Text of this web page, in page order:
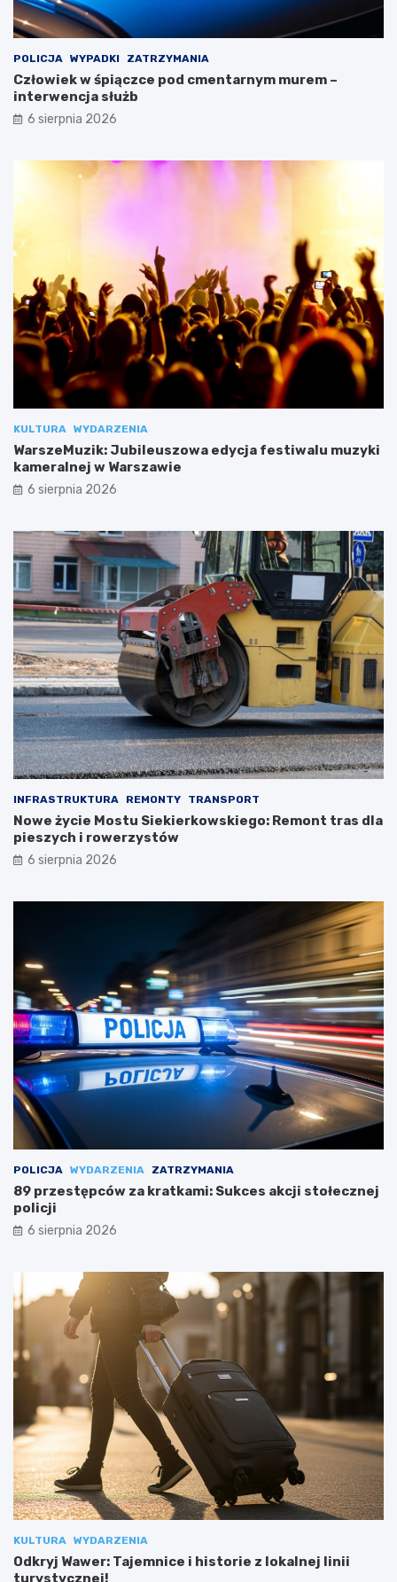
POLICJA WYPADKI ZATRZYMANIA
Człowiek w śpiączce pod cmentarnym murem –
interwencja służb
6 sierpnia 2026
KULTURA WYDARZENIA
WarszeMuzik: Jubileuszowa edycja festiwalu muzyki
kameralnej w Warszawie
6 sierpnia 2026
INFRASTRUKTURA REMONTY TRANSPORT
Nowe życie Mostu Siekierkowskiego: Remont tras dla
pieszych i rowerzystów
6 sierpnia 2026
POLICJA WYDARZENIA ZATRZYMANIA
89 przestępców za kratkami: Sukces akcji stołecznej
policji
6 sierpnia 2026
KULTURA WYDARZENIA
Odkryj Wawer: Tajemnice i historie z lokalnej linii
turystycznej!